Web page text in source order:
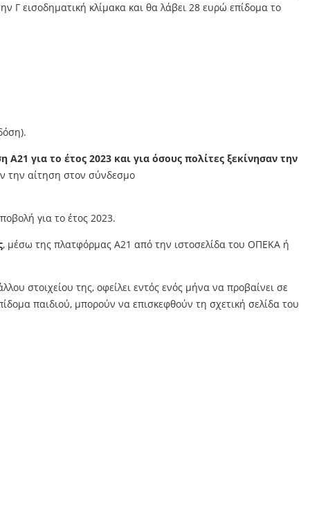
Γ εισοδηματική κλίμακα και θα λάβει 28 ευρώ επίδομα το
Α21 για το έτος 2023 και για όσους πολίτες ξεκίνησαν την
την αίτηση στον σύνδεσμο
για το έτος 2023.
, μέσω της πλατφόρμας Α21 από την ιστοσελίδα του ΟΠΕΚΑ ή
στοιχείου της, οφείλει εντός ενός μήνα να προβαίνει σε
παιδιού, μπορούν να επισκεφθούν τη σχετική σελίδα του